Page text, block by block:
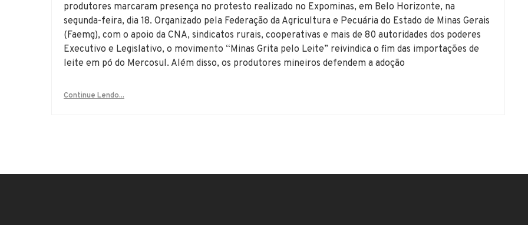
produtores marcaram presença no protesto realizado no Expominas, em Belo Horizonte, na
segunda-feira, dia 18. Organizado pela Federação da Agricultura e Pecuária do Estado de Minas Gerais
(Faemg), com o apoio da CNA, sindicatos rurais, cooperativas e mais de 80 autoridades dos poderes
Executivo e Legislativo, o movimento “Minas Grita pelo Leite” reivindica o fim das importações de
leite em pó do Mercosul. Além disso, os produtores mineiros defendem a adoção
Continue Lendo...